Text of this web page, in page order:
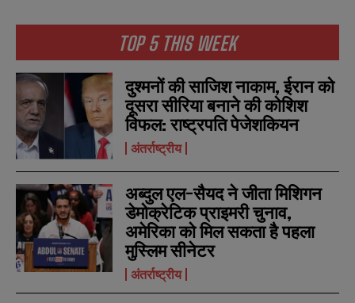
N
m
e
m
a
i
l
*
N
u
m
b
e
r
SUBMIT
N
m
e
m
a
i
l
*
N
u
m
b
e
r
SUBMIT
TOP 5 THIS WEEK
दुश्मनों की साजिश नाकाम, ईरान को
दूसरा सीरिया बनाने की कोशिश
विफल: राष्ट्रपति पेजेशकियन
अंतर्राष्ट्रीय
अब्दुल एल-सैयद ने जीता मिशिगन
डेमोक्रेटिक प्राइमरी चुनाव,
अमेरिका को मिल सकता है पहला
मुस्लिम सीनेटर
अंतर्राष्ट्रीय